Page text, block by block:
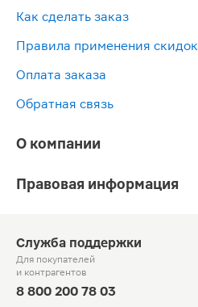
Как сделать заказ
Правила применения скидок
Оплата заказа
Обратная связь
О компании
Правовая информация
Служба поддержки
Для покупателей
и контрагентов
8 800 200 78 03